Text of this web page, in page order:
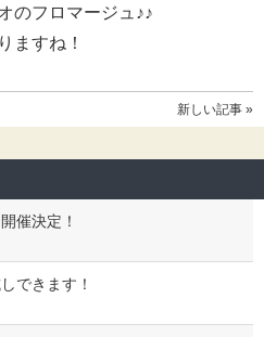
のフロマージュ♪♪
ますね！
新しい記事 »
催決定！
できます！